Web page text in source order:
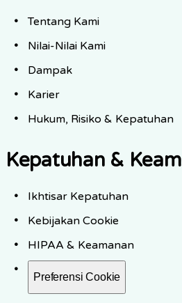
Tentang Kami
Nilai-Nilai Kami
Dampak
Karier
Hukum, Risiko & Kepatuhan
Kepatuhan &
Ikhtisar Kepatuhan
Kebijakan Cookie
HIPAA & Keamanan
Preferensi Cookie